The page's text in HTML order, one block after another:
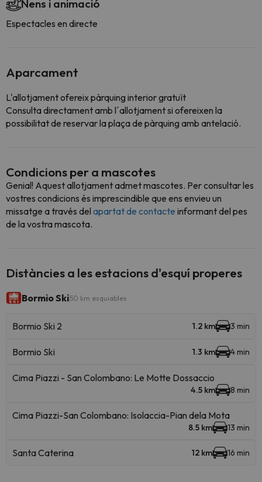
Nens i animació
Espectacles en directe
Aparcament
L'allotjament ofereix pàrquing interior gratuït
Consulta directament amb l´allotjament si ofereixen la
possibilitat de reservar la plaça de pàrquing amb antelació.
Condicions per a mascotes
Genial! Aquest allotjament admet mascotes. Per consultar les
vostres condicions és imprescindible que ens envieu un
missatge a través del apartat de contacte informant del pes
de la vostra mascota.
Distàncies a les estacions d'esquí properes
Bormio Ski50 km esquiables
Bormio Ski 2 1.2 km 3 min
Bormio Ski 1.3 km 4 min
Cima Piazzi - San Colombano: Le Motte Dossaccio
4.5 km 8 min
Cima Piazzi-San Colombano: Isolaccia-Pian dela Mota
8.5 km 13 min
Santa Caterina 12 km 16 min